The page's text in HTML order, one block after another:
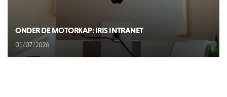
ONDER DE MOTORKAP: IRIS INTRANET
01/07/2026